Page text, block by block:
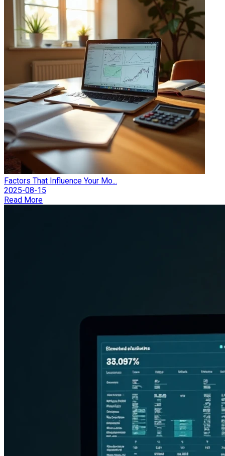
Factors That Influence Your Mo...
2025-08-15
Read More